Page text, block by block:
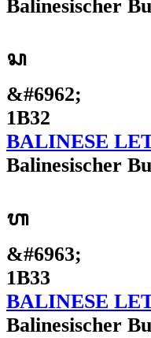
Balinesischer
ᬲ
&#6962;
1B32
BALINESE
Balinesischer
ᬳ
&#6963;
1B33
BALINESE
Balinesischer